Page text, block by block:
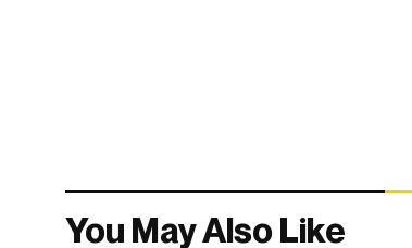
You May Also Like